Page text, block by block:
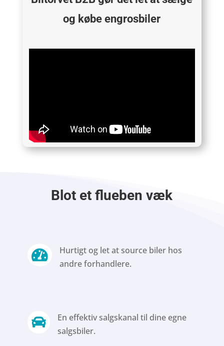
og købe engrosbiler
Blot et flueben væk

Hurtigt og let at source biler hos
andre forhandlere.

En effektiv salgskanal til dine egne
salgsbiler.